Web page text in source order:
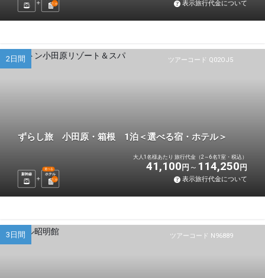
1 泊 表示旅行代金について
ツアーコード Q02OJ5
2日間
ずらし旅 小田原・箱根 1泊＜選べる宿・ホテル＞
新幹線 ホテル
選べる
1 泊
大人1名様あたり 旅行代金（2～6名1室・税込）
41,100 円 114,250 円
表示旅行代金について
ツアーコード N96889
3日間